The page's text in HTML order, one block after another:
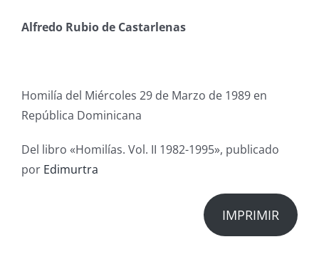
Alfredo Rubio de Castarlenas
Homilía del Miércoles 29 de Marzo de 1989 en
República Dominicana
Del libro «Homilías. Vol. II 1982-1995», publicado
por Edimurtra
IMPRIMIR